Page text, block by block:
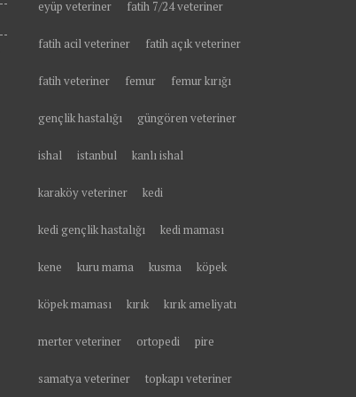
eyüp veteriner fatih 7/24 veteriner
fatih acil veteriner fatih açık veteriner
fatih veteriner femur femur kırığı
gençlik hastalığı güngören veteriner
ishal istanbul kanlı ishal
karaköy veteriner kedi
kedi gençlik hastalığı kedi maması
kene kuru mama kusma köpek
köpek maması kırık kırık ameliyatı
merter veteriner ortopedi pire
samatya veteriner topkapı veteriner